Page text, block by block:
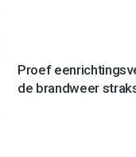
Proef
de brandweer